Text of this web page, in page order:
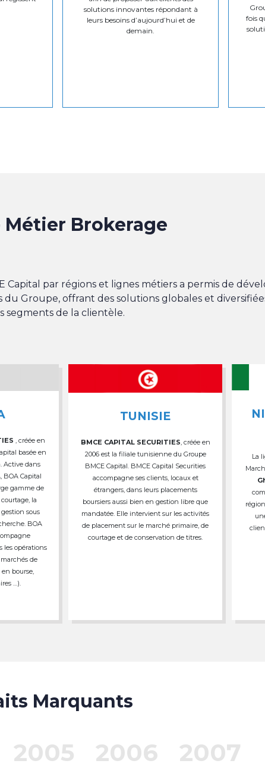
solutions innovantes répondant à
leurs besoins d’aujourd’hui et de
demain.
fois
Métier Brokerage
Capital par régions et lignes métiers a permis de
Groupe, offrant des solutions globales et
segments de la clientèle.
, créée en
basée en
Active dans
BOA Capital
gamme de
la
sous
BOA
les opérations
de
bourse,
…).
TUNISIE
BMCE CAPITAL SECURITIES , créée en
2006 est la filiale tunisienne du Groupe
BMCE Capital. BMCE Capital Securities
accompagne ses clients, locaux et
étrangers, dans leurs placements
boursiers aussi bien en gestion libre que
mandatée. Elle intervient sur les activités
de placement sur le marché primaire, de
courtage et de conservation de titres.
La
Marquants
2005 2006 2007